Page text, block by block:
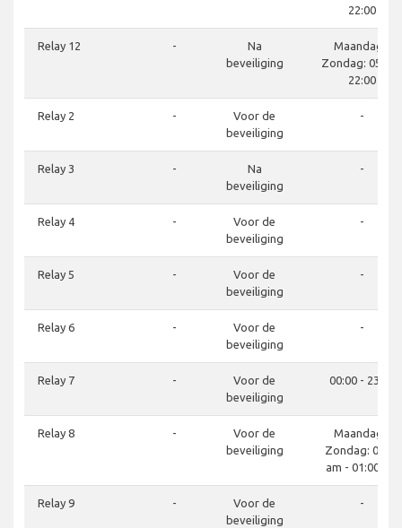
22:00
Relay 12 -
Na
beveiliging
Maandag -
Zondag: 05:30
22:00
Relay 2 -
Voor de
beveiliging
-
Relay 3 -
Na
beveiliging
-
Relay 4 -
Voor de
beveiliging
-
Relay 5 -
Voor de
beveiliging
-
Relay 6 -
Voor de
beveiliging
-
Relay 7 -
Voor de
beveiliging
00:00 - 23:59
Relay 8 -
Voor de
beveiliging
Maandag -
Zondag: 06:00
am - 01:00 am
Relay 9 -
Voor de
beveiliging
-